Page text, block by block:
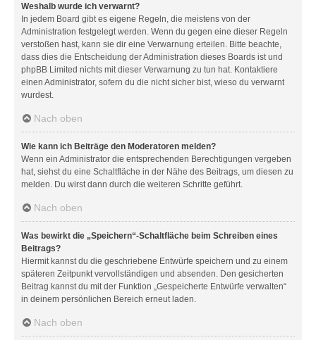
Weshalb wurde ich verwarnt?
In jedem Board gibt es eigene Regeln, die meistens von der
Administration festgelegt werden. Wenn du gegen eine dieser Regeln
verstoßen hast, kann sie dir eine Verwarnung erteilen. Bitte beachte,
dass dies die Entscheidung der Administration dieses Boards ist und
phpBB Limited nichts mit dieser Verwarnung zu tun hat. Kontaktiere
einen Administrator, sofern du die nicht sicher bist, wieso du verwarnt
wurdest.
Nach oben
Wie kann ich Beiträge den Moderatoren melden?
Wenn ein Administrator die entsprechenden Berechtigungen vergeben
hat, siehst du eine Schaltfläche in der Nähe des Beitrags, um diesen zu
melden. Du wirst dann durch die weiteren Schritte geführt.
Nach oben
Was bewirkt die „Speichern“-Schaltfläche beim Schreiben eines
Beitrags?
Hiermit kannst du die geschriebene Entwürfe speichern und zu einem
späteren Zeitpunkt vervollständigen und absenden. Den gesicherten
Beitrag kannst du mit der Funktion „Gespeicherte Entwürfe verwalten“
in deinem persönlichen Bereich erneut laden.
Nach oben